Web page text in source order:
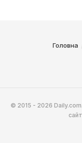
Головна
© 2015 - 2026